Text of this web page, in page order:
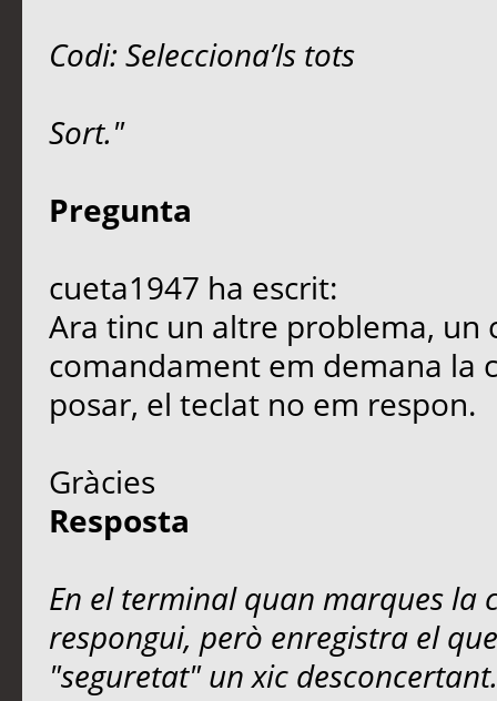
Codi: Selecciona’ls tots
Sort."
Pregunta
cueta1947 ha escrit:
Ara tinc un altre problema, un
comandament em demana la
posar, el teclat no em respon.
Gràcies
Resposta
En el terminal quan marques la
respongui, però enregistra el
"seguretat" un xic desconcertant.